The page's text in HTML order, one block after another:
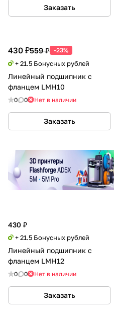
Заказать
430 ₽559 ₽ -23%
+ 21.5 Бонусных рублей
Линейный подшипник с
фланцем LMH10
0 0 Нет в наличии
Заказать
430 ₽
+ 21.5 Бонусных рублей
Линейный подшипник с
фланцем LMH12
0 0 Нет в наличии
Заказать